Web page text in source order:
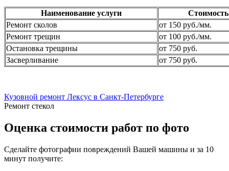
Наименование услуги
Стоимость
Ремонт сколов
от 150 руб./мм.
Ремонт трещин
от 100 руб./мм.
Остановка трещины
от 750 руб.
Засверливание
от 750 руб.
Кузовной ремонт Лексус в Санкт-Петербурге
Ремонт стекол
Оценка стоимости работ по фото
Сделайте фотографии повреждений Вашей машины и за 10
минут получите: